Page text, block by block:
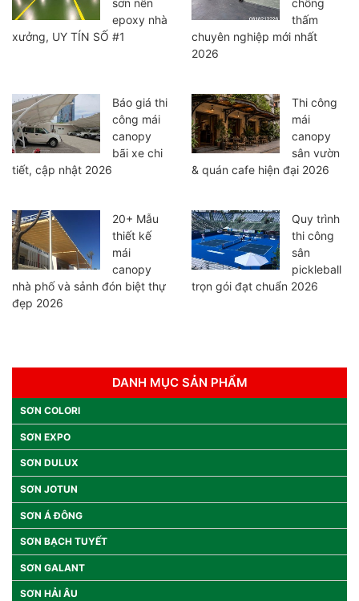
sơn nền
epoxy nhà
xưởng, UY TÍN SỐ #1
chống
thấm
chuyên nghiệp mới nhất
2026
Báo giá thi
công mái
canopy
bãi xe chi
tiết, cập nhật 2026
Thi công
mái
canopy
sân vườn
& quán cafe hiện đại 2026
20+ Mẫu
thiết kế
mái
canopy
nhà phố và sảnh đón biệt thự
đẹp 2026
Quy trình
thi công
sân
pickleball
trọn gói đạt chuẩn 2026
DANH MỤC SẢN PHẨM
SƠN COLORI
SƠN EXPO
SƠN DULUX
SƠN JOTUN
SƠN Á ĐÔNG
SƠN BẠCH TUYẾT
SƠN GALANT
SƠN HẢI ÂU